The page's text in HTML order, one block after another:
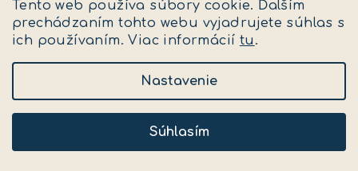
Tento web používa súbory cookie. Ďalším
prechádzaním tohto webu vyjadrujete súhlas s
ich používaním. Viac informácií tu .
Nastavenie
Súhlasím